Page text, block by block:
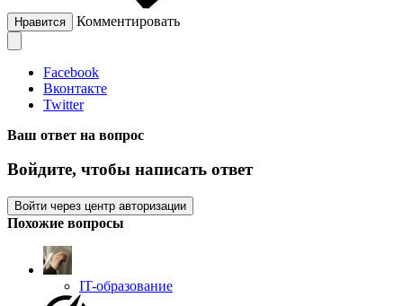
Нравится Комментировать
Facebook
Вконтакте
Twitter
Ваш ответ на вопрос
Войдите, чтобы написать ответ
Войти через центр авторизации
Похожие вопросы
IT-образование